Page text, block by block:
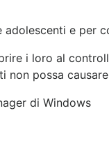
e per
i loro al
possa
di Windows